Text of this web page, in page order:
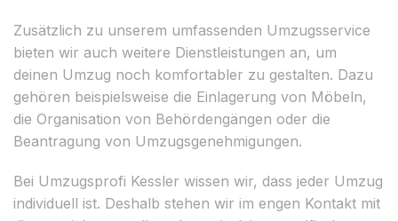
Zusätzlich zu unserem umfassenden Umzugsservice
bieten wir auch weitere Dienstleistungen an, um
deinen Umzug noch komfortabler zu gestalten. Dazu
gehören beispielsweise die Einlagerung von Möbeln,
die Organisation von Behördengängen oder die
Beantragung von Umzugsgenehmigungen.
Bei Umzugsprofi Kessler wissen wir, dass jeder Umzug
individuell ist. Deshalb stehen wir im engen Kontakt mit